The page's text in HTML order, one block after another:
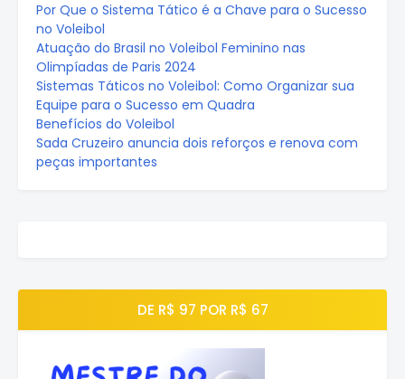
Por Que o Sistema Tático é a Chave para o Sucesso
no Voleibol
Atuação do Brasil no Voleibol Feminino nas
Olimpíadas de Paris 2024
Sistemas Táticos no Voleibol: Como Organizar sua
Equipe para o Sucesso em Quadra
Benefícios do Voleibol
Sada Cruzeiro anuncia dois reforços e renova com
peças importantes
DE R$ 97 POR R$ 67